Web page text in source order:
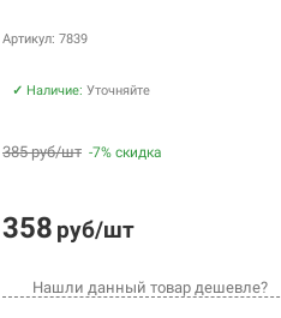
Артикул: 7839
✓ Наличие: Уточняйте
385 руб/шт -7% скидка
358 руб/шт
Нашли данный товар дешевле?